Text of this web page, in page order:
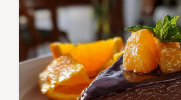
croustillante des barres virales.